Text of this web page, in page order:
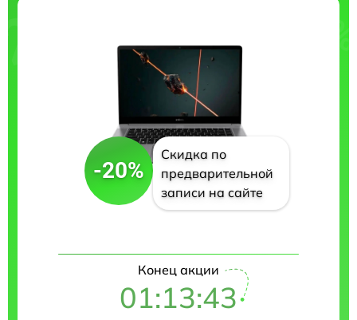
-20%
Скидка по
предварительной
записи на сайте
Конец акции
01:13:42